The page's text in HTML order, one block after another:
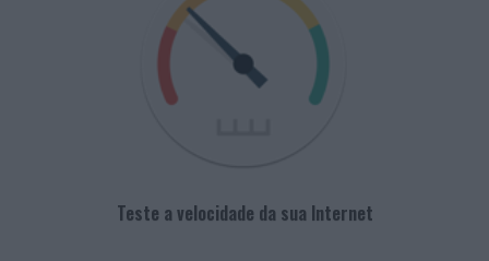
Teste a velocidade da sua Internet